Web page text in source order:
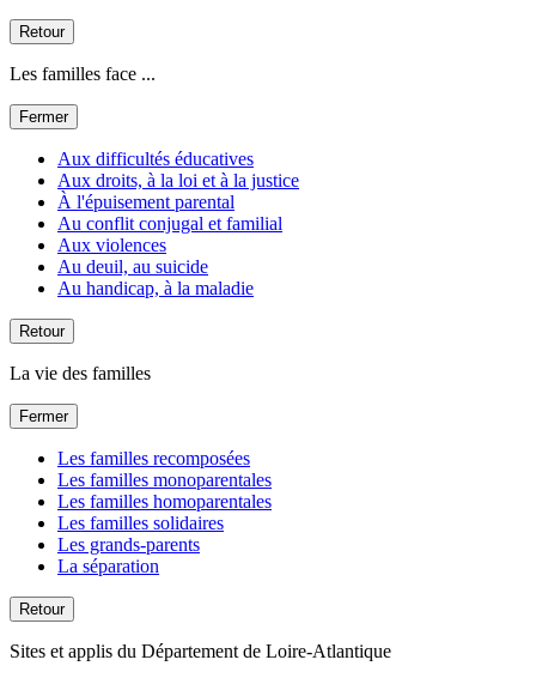
Retour
Les familles face ...
Fermer
Aux difficultés éducatives
Aux droits, à la loi et à la justice
À l'épuisement parental
Au conflit conjugal et familial
Aux violences
Au deuil, au suicide
Au handicap, à la maladie
Retour
La vie des familles
Fermer
Les familles recomposées
Les familles monoparentales
Les familles homoparentales
Les familles solidaires
Les grands-parents
La séparation
Retour
Sites et applis du Département de Loire-Atlantique